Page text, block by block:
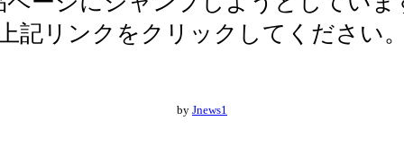
記リンクをクリックしてください。
by Jnews1